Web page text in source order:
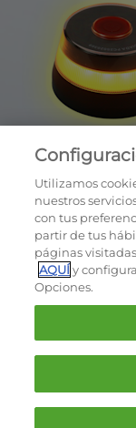
Utilizamos
nuestros
con tus
partir de tus
páginas
AQUÍy
Opciones.